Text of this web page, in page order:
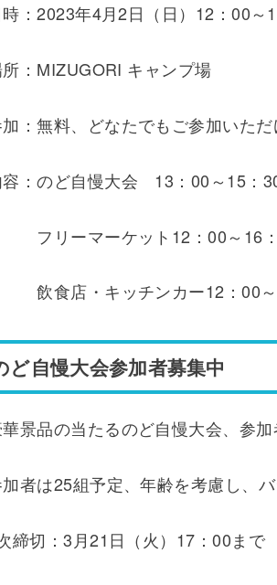
時：2023年4月2日（日）12：00～
：MIZUGORI キャンプ場
：無料、どなたでもご参加いた
：のど自慢大会 13：00～15：
リーマーケット12：00～16
食店・キッチンカー12：00～
ど自慢大会参加者募集中
景品の当たるのど自慢大会、参加
者は25組予定、年齢を考慮し、バ
締切：3月21日（火）17：00まで